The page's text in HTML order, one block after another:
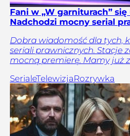
Fani w „W garniturach” się
Nadchodzi mocny serial
Dobra wiadomość dla tych,
seriali prawnicznych. Stacje
mocną premierę. Mamy już
SerialeTelewizjaRozrywka